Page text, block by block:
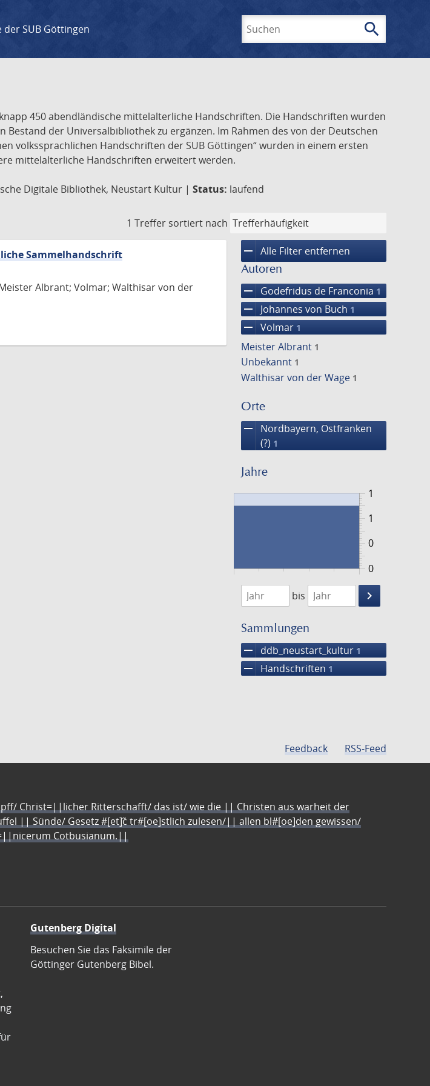
der SUB Göttingen search
450 abendländische mittelalterliche Handschriften. Die Handschriften wurden
der Universalbibliothek zu ergänzen. Im Rahmen des von der Deutschen
volkssprachlichen Handschriften der SUB Göttingen“ wurden in einem ersten
mittelalterliche Handschriften erweitert werden.
Digitale Bibliothek, Neustart Kultur | Status: laufend
1 Treffer sortiert nach
remove Alle Filter entfernen
Autoren
remove Godefridus de Franconia 1
remove Johannes von Buch 1
remove Volmar 1
Meister Albrant 1
Unbekannt 1
Walthisar von der Wage 1
Orte
remove
Nordbayern, Ostfranken
(?) 1
Jahre
0
1
0
1
1474
1475
bis
keyboard_arrow_right
Suche
Sammlungen
remove ddb_neustart_kultur 1
remove Handschriften 1
Sammelhandschrift
Albrant; Volmar; Walthisar von der
Feedback RSS-Feed
Christ=||licher Ritterschafft/ das ist/ wie die || Christen aus warheit der
|| Sünde/ Gesetz #[et]c̃ tr#[oe]stlich zulesen/|| allen bl#[oe]den gewissen/
Cotbusianum.||
Gutenberg Digital
Besuchen Sie das Faksimile der
Göttinger Gutenberg Bibel.